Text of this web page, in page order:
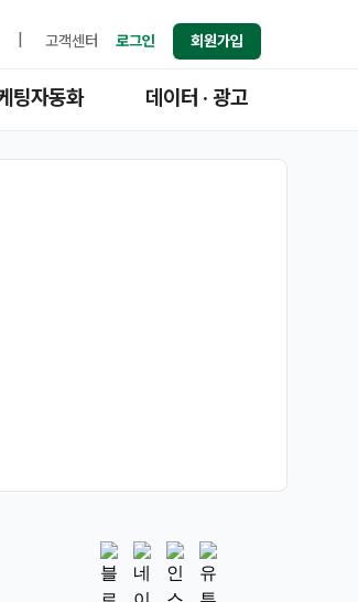
고객센터 로그인 회원가입
팅자동화 데이터 · 광고